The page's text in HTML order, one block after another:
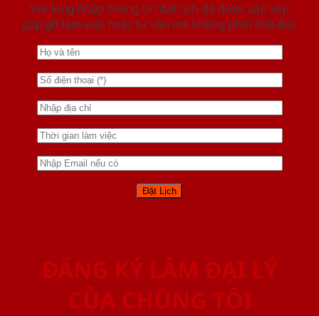
Vui lòng nhập thông tin đặt lịch để được sắp xếp
gặp gỡ làm việc hoăc tư vấn mà không phải chờ đợi.
ĐĂNG KÝ LÀM ĐẠI LÝ
CỦA CHÚNG TÔI